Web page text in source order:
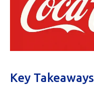
Key Takeaways